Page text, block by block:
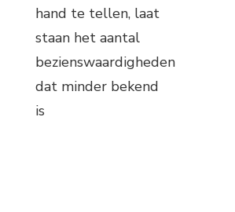
hand te tellen, laat
staan het aantal
bezienswaardigheden
dat minder bekend
is